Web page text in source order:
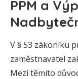
PPM a
V § 53 zákoníku
zaměstnavatel
Mezi těmito